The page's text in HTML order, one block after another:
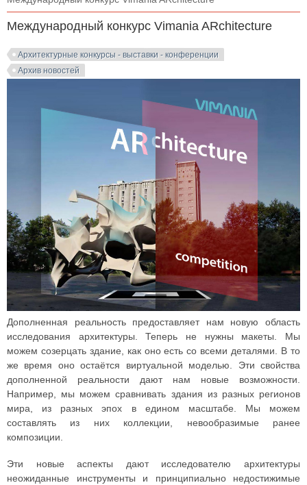
Международный конкурс Vimania ARchitecture
Архитектурные конкурсы - выставки - конференции
Архив новостей
Дополненная реальность предоставляет нам новую область
исследования архитектуры. Теперь не нужны макеты. Мы
можем созерцать здание, как оно есть со всеми деталями. В то
же время оно остаётся виртуальной моделью. Эти свойства
дополненной реальности дают нам новые возможности.
Например, мы можем сравнивать здания из разных регионов
мира, из разных эпох в едином масштабе. Мы можем
составлять из них коллекции, невообразимые ранее
композиции.
Эти новые аспекты дают исследователю архитектуры
неожиданные инструменты и принципиально недостижимые